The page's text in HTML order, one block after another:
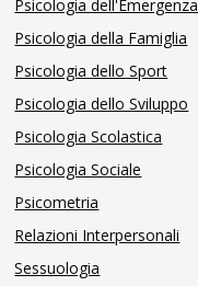
Psicologia dell'Emergenza
Psicologia della Famiglia
Psicologia dello Sport
Psicologia dello Sviluppo
Psicologia Scolastica
Psicologia Sociale
Psicometria
Relazioni Interpersonali
Sessuologia